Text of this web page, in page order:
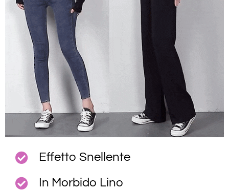
Effetto Snellente
In Morbido Lino